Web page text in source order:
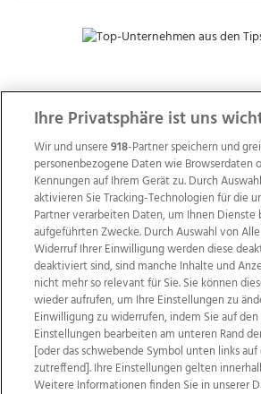
ZUR
Wir über uns Mediadaten
Datenschutz
Impressum
AGB Website
Ehrenkodex
Ihre Privatsphäre ist uns
Wir und unsere918-Partner speichern und
personenbezogene Daten wie Browserdaten
Kennungen auf Ihrem Gerät zu. Durch
aktivieren Sie Tracking-Technologien für die
Partner verarbeiten Daten, um Ihnen Dienste
aufgeführten Zwecke. Durch Auswahl von
Widerruf Ihrer Einwilligung werden diese
deaktiviert sind, sind manche Inhalte und
nicht mehr so relevant für Sie. Sie können
wieder aufrufen, um Ihre Einstellungen zu
Einwilligung zu widerrufen, indem Sie auf den
Einstellungen bearbeiten am unteren Rand
[oder das schwebende Symbol unten links
zutreffend]. Ihre Einstellungen gelten
Weitere Informationen finden Sie in unserer